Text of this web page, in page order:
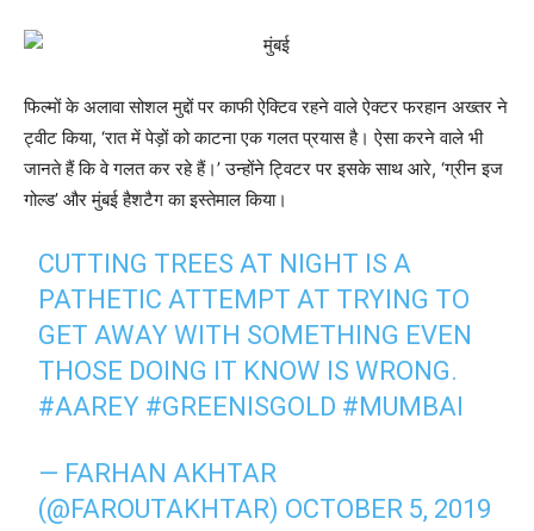
फिल्‍मों के अलावा सोशल मुद्दों पर काफी ऐक्‍टिव रहने वाले ऐक्‍टर फरहान अख्‍तर ने
ट्वीट किया, ‘रात में पेड़ों को काटना एक गलत प्रयास है। ऐसा करने वाले भी
जानते हैं कि वे गलत कर रहे हैं।’ उन्होंने ट्विटर पर इसके साथ आरे, ‘ग्रीन इज
गोल्ड’ और मुंबई हैशटैग का इस्तेमाल किया।
CUTTING TREES AT NIGHT IS A
PATHETIC ATTEMPT AT TRYING TO
GET AWAY WITH SOMETHING EVEN
THOSE DOING IT KNOW IS WRONG.
#AAREY #GREENISGOLD #MUMBAI
— FARHAN AKHTAR
(@FAROUTAKHTAR) OCTOBER 5, 2019